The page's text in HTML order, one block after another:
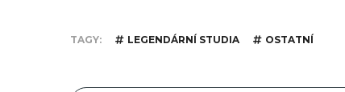
TAGY LEGENDÁRNÍ STUDIA OSTATNÍ